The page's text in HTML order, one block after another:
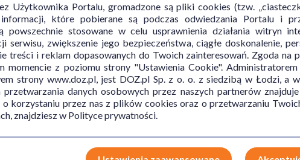
ten wymiar określa wysokość kołnierza. Jeśli wynik mieści się pomiędzy
szyi i dopasuj kołnierz do tego wymiaru.
się, że strzałka z tyłu skierowana jest ku górze i element został
wycięcie ochronne i ustawiając ją w pozycji neutralnej.
na panelu przednim również powinna być skierowana ku
i zapnij, tak aby kołnierz stabilizował szyję, nie powodując ucisku
przesuwa się. Upewnij się, że szyja znajduje się w neutralnym
nadmiernego ucisku ani otarć.
Użytkownika Portalu, gromadzone są pliki cookies (tzw.
które pobierane są podczas odwiedzania Portalu i
stosowane w celu usprawnienia działania witryn
serwisu, zwiększenie jego bezpieczeństwa, ciągłe doskonalenie,
treści i reklam dopasowanych do Twoich zainteresowań. Zgoda
momencie z poziomu strony "Ustawienia Cookie".
strony www.doz.pl, jest DOZ.pl Sp. z o. o. z siedzibą w Łodzi, a
przetwarzania danych osobowych przez naszych partnerów
korzystaniu przez nas z plików cookies oraz o przetwarzaniu
znajdziesz w Polityce prywatności.